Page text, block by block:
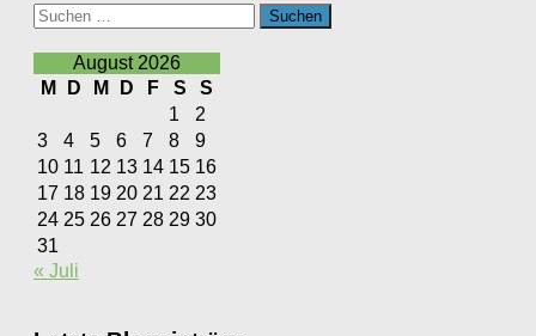
Suchen
nach:
August 2026
M
D M D F S
S
1
2
3
4 5 6 7 8
9
10 11 12 13 14 15 16
17 18 19 20 21 22 23
24 25 26 27 28 29 30
31
« Juli